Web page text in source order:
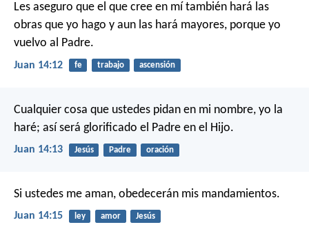
Les aseguro que el que cree en mí también hará las
obras que yo hago y aun las hará mayores, porque yo
vuelvo al Padre.
Juan 14:12 fe trabajo ascensión
Cualquier cosa que ustedes pidan en mi nombre, yo la
haré; así será glorificado el Padre en el Hijo.
Juan 14:13 Jesús Padre oración
Si ustedes me aman, obedecerán mis mandamientos.
Juan 14:15 ley amor Jesús